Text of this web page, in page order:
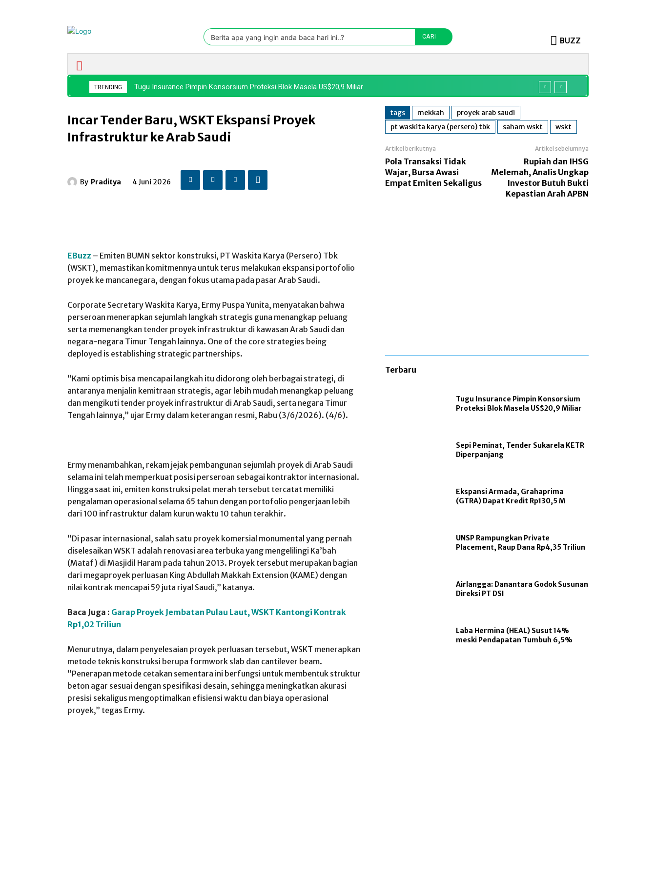
Pasaroleh TradingView
Berita apa yang ingin anda baca hari ini..? CARI BUZZ
TRENDING Tugu Insurance Pimpin Konsorsium Proteksi Blok Masela US$20,9 Miliar
Incar Tender Baru, WSKT Ekspansi Proyek
Infrastruktur ke Arab Saudi
By Praditya 4 Juni 2026
EBuzz – Emiten BUMN sektor konstruksi, PT Waskita Karya (Persero) Tbk
(WSKT), memastikan komitmennya untuk terus melakukan ekspansi portofolio
proyek ke mancanegara, dengan fokus utama pada pasar Arab Saudi.
Corporate Secretary Waskita Karya, Ermy Puspa Yunita, menyatakan bahwa
perseroan menerapkan sejumlah langkah strategis guna menangkap peluang
serta memenangkan tender proyek infrastruktur di kawasan Arab Saudi dan
negara-negara Timur Tengah lainnya. One of the core strategies being
deployed is establishing strategic partnerships.
“Kami optimis bisa mencapai langkah itu didorong oleh berbagai strategi, di
antaranya menjalin kemitraan strategis, agar lebih mudah menangkap peluang
dan mengikuti tender proyek infrastruktur di Arab Saudi, serta negara Timur
Tengah lainnya,” ujar Ermy dalam keterangan resmi, Rabu (3/6/2026). (4/6).
Ermy menambahkan, rekam jejak pembangunan sejumlah proyek di Arab Saudi
selama ini telah memperkuat posisi perseroan sebagai kontraktor internasional.
Hingga saat ini, emiten konstruksi pelat merah tersebut tercatat memiliki
pengalaman operasional selama 65 tahun dengan portofolio pengerjaan lebih
dari 100 infrastruktur dalam kurun waktu 10 tahun terakhir.
“Di pasar internasional, salah satu proyek komersial monumental yang pernah
diselesaikan WSKT adalah renovasi area terbuka yang mengelilingi Ka’bah
(Mataf) di Masjidil Haram pada tahun 2013. Proyek tersebut merupakan bagian
dari megaproyek perluasan King Abdullah Makkah Extension (KAME) dengan
nilai kontrak mencapai 59 juta riyal Saudi,” katanya.
Baca Juga : Garap Proyek Jembatan Pulau Laut, WSKT Kantongi Kontrak
Rp1,02 Triliun
Menurutnya, dalam penyelesaian proyek perluasan tersebut, WSKT menerapkan
metode teknis konstruksi berupa formwork slab dan cantilever beam.
“Penerapan metode cetakan sementara ini berfungsi untuk membentuk struktur
beton agar sesuai dengan spesifikasi desain, sehingga meningkatkan akurasi
presisi sekaligus mengoptimalkan efisiensi waktu dan biaya operasional
proyek,” tegas Ermy.
tags mekkah
proyek arab saudi
pt waskita karya (persero) tbk
saham wskt wskt
Artikel berikutnya
Pola Transaksi Tidak
Wajar, Bursa Awasi
Empat Emiten Sekaligus
Artikel sebelumnya
Rupiah dan IHSG
Melemah, Analis Ungkap
Investor Butuh Bukti
Kepastian Arah APBN
Terbaru
Tugu Insurance Pimpin Konsorsium
Proteksi Blok Masela US$20,9 Miliar
Sepi Peminat, Tender Sukarela KETR
Diperpanjang
Ekspansi Armada, Grahaprima
(GTRA) Dapat Kredit Rp130,5 M
UNSP Rampungkan Private
Placement, Raup Dana Rp4,35 Triliun
Airlangga: Danantara Godok Susunan
Direksi PT DSI
Laba Hermina (HEAL) Susut 14%
meski Pendapatan Tumbuh 6,5%